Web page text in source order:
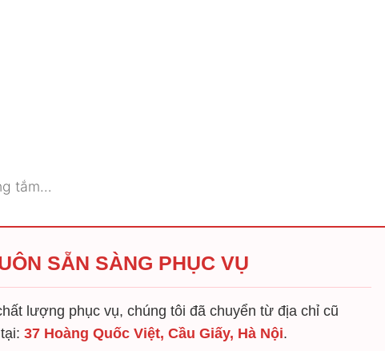
tắm…
SẴN SÀNG PHỤC VỤ
lượng phục vụ, chúng tôi đã chuyển từ địa chỉ cũ
37 Hoàng Quốc Việt, Cầu Giấy, Hà Nội.